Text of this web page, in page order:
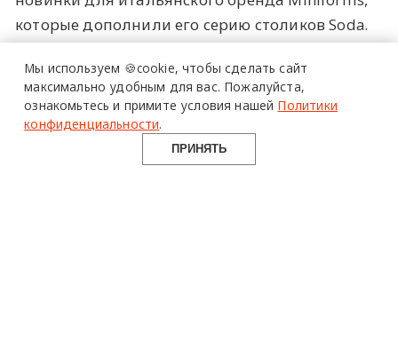
которые дополнили его серию столиков Soda.
Автор стремился подчеркнуть
исключительную прозрачность стекла при
помощи игривых форм и геометрии. Изделия
выдуваются из муранского стекла вверх
ногами, и в результате мастера формируют
Мы используем 🍪cookie, чтобы сделать сайт
максимально удобным для вас. Пожалуйста,
ознакомьтесь и примите условия нашей Политики
конфиденциальности.
ПРИНЯТЬ